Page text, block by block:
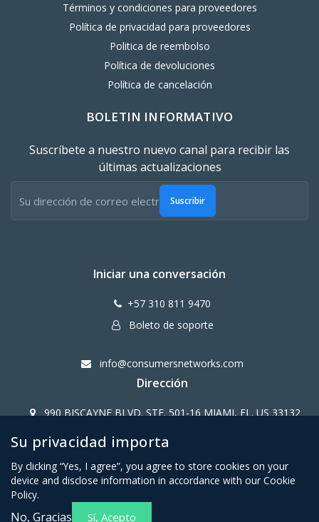
Términos y condiciones para proveedores
Política de privacidad para proveedores
Politica de reembolso
Política de devoluciones
Política de cancelación
BOLETIN INFORMATIVO
Suscríbete a nuestro nuevo canal para recibir las
últimas actualizaciones
Suscribir
Iniciar una conversación
+57 310 811 9470
Boleto de soporte
info@consumersnetworks.com
Dirección
990 BISCAYNE BLVD. STE. 501-16 MIAMI, FL. US 33132
Copy Right CONSUMERS NETWORK@2024
Su privacidad importa
By clicking “Yes, I agree”, you agree to store cookies on your
device and disclose information in accordance with our Cookie
Policy.
No, Gracias Sí, Acepto